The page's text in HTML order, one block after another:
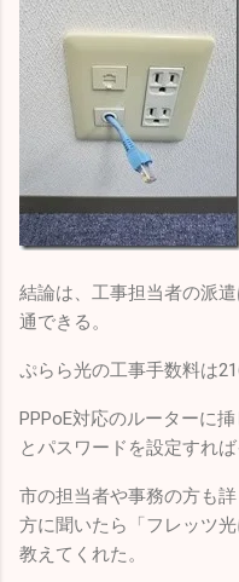
結論は、工事担当者の派
通できる。
ぷらら光の工事手数料は
PPPoE対応のルーターに
とパスワードを設定すれ
市の担当者や事務の方も
方に聞いたら「フレッツ
教えてくれた。